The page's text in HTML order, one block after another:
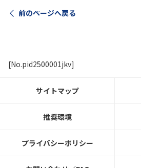
NTTドコモビジネスのお客さ
前のページへ戻る
[No.pid2500001jkv]
サイトマップ
推奨環境
プライバシーポリシー